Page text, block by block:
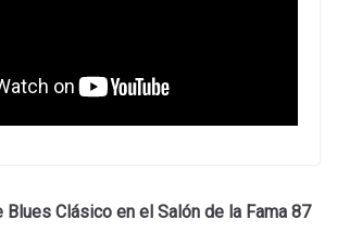
Blues Clásico en el Salón de la Fama 87